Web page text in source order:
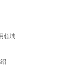
领域